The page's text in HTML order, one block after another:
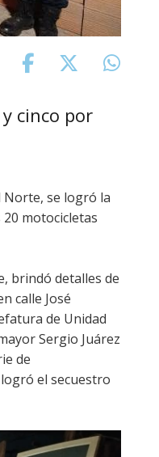
cinco por
Norte, se logró la
motocicletas
brindó detalles de
calle José
de Unidad
Sergio Juárez
de
el secuestro